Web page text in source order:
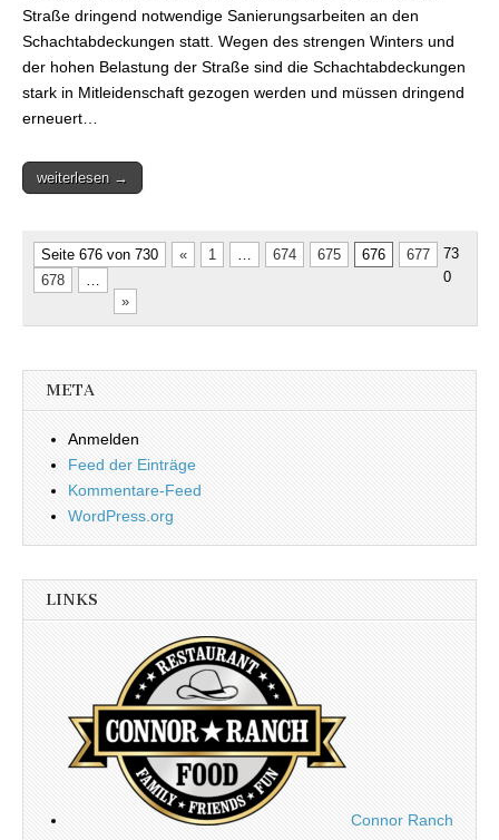
Straße dringend notwendige Sanierungsarbeiten an den
Schachtabdeckungen statt. Wegen des strengen Winters und
der hohen Belastung der Straße sind die Schachtabdeckungen
stark in Mitleidenschaft gezogen werden und müssen dringend
erneuert…
weiterlesen →
Seite 676 von 730 « 1 674 675 676
677
678
73
0
»
META
Anmelden
Feed der Einträge
Kommentare-Feed
WordPress.org
LINKS
Connor Ranch